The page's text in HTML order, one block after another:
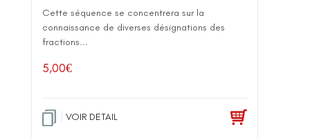
Cette séquence se concentrera sur la
connaissance de diverses désignations des
fractions...
5,00€
VOIR DETAIL